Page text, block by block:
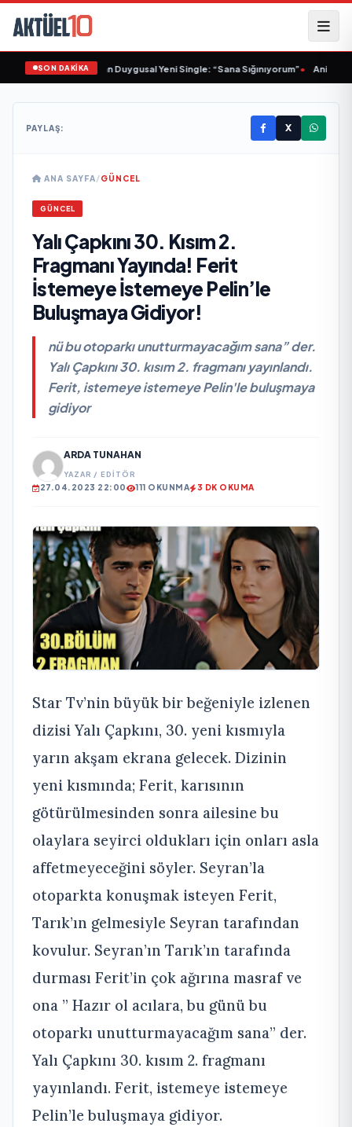
SON DAKİKA
Sinem Yalçınkaya’dan Duygusal Yeni Single: “Sana Sığınıyorum”•
PAYLAŞ: X
ANA SAYFA/GÜNCEL
GÜNCEL
Yalı Çapkını 30. Kısım 2.
Fragmanı Yayında! Ferit
İstemeye İstemeye Pelin’le
Buluşmaya Gidiyor!
nü bu otoparkı unutturmayacağım sana” der.
Yalı Çapkını 30. kısım 2. fragmanı yayınlandı.
Ferit, istemeye istemeye Pelin'le buluşmaya
gidiyor
ARDA TUNAHAN
YAZAR / EDITÖR
27.04.2023 22:00 111 OKUNMA 3 DK OKUMA
Star Tv’nin büyük bir beğeniyle izlenen
dizisi Yalı Çapkını, 30. yeni kısmıyla
yarın akşam ekrana gelecek. Dizinin
yeni kısmında; Ferit, karısının
götürülmesinden sonra ailesine bu
olaylara seyirci oldukları için onları asla
affetmeyeceğini söyler. Seyran’la
otoparkta konuşmak isteyen Ferit,
Tarık’ın gelmesiyle Seyran tarafından
kovulur. Seyran’ın Tarık’ın tarafında
durması Ferit’in çok ağırına masraf ve
ona ” Hazır ol acılara, bu günü bu
otoparkı unutturmayacağım sana” der.
Yalı Çapkını 30. kısım 2. fragmanı
yayınlandı. Ferit, istemeye istemeye
Pelin’le buluşmaya gidiyor.